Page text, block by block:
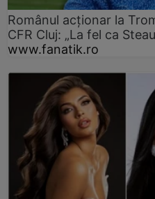
Românul acționar la
CFR Cluj: „La fel ca
www.fanatik.ro